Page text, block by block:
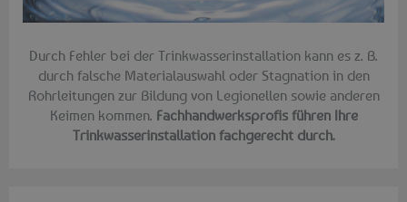
Durch Fehler bei der Trinkwasserinstallation kann es z. B.
durch falsche Materialauswahl oder Stagnation in den
Rohrleitungen zur Bildung von Legionellen sowie anderen
Keimen kommen. Fachhandwerksprofis führen Ihre
Trinkwasserinstallation fachgerecht durch.